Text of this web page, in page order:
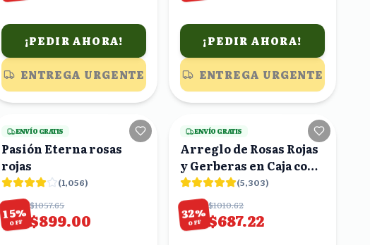
¡PEDIR AHORA!
ENTREGA URGENTE
¡PEDIR AHORA!
ENTREGA URGENTE
3viendo
ENVÍO GRATIS
Pasión Eterna rosas
rojas
(1,056)
15%
OFF
$1057.65
$899.00
22viendo
ENVÍO GRATIS
Arreglo de Rosas Rojas
y Gerberas en Caja con
Globo Corazón
(5,303)
32%
OFF
$1010.62
$687.22